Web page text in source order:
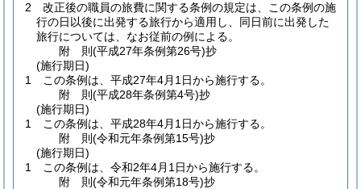
2
改正後の職員の旅費に関する条例の規定は、この条例の施
行の日以後に出発する旅行から適用し、同日前に出発した
旅行については、なお従前の例による。
附 則(平成27年条例第26号)抄
(施行期日)
1
この条例は、平成27年4月1日から施行する。
附 則(平成28年条例第4号)抄
(施行期日)
1
この条例は、平成28年4月1日から施行する。
附 則(令和元年条例第15号)抄
(施行期日)
1
この条例は、令和2年4月1日から施行する。
附 則(令和元年条例第18号)抄